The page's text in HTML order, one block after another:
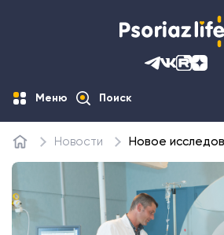
Меню Поиск
Главная Новости Новое